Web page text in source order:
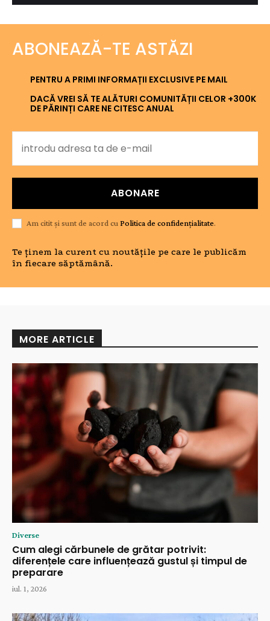
ABONEAZĂ-TE ASTĂZI
PENTRU A PRIMI INFORMAȚII EXCLUSIVE PE MAIL
DACĂ VREI SĂ TE ALĂTURI COMUNITĂȚII CELOR +300K
DE PĂRINȚI CARE NE CITESC ANUAL
ABONARE
Am citit și sunt de acord cu Politica de confidențialitate.
Te ținem la curent cu noutățile pe care le publicăm
în fiecare săptămână.
MORE ARTICLE
Diverse
Cum alegi cărbunele de grătar potrivit:
diferențele care influențează gustul și timpul de
preparare
iul. 1, 2026